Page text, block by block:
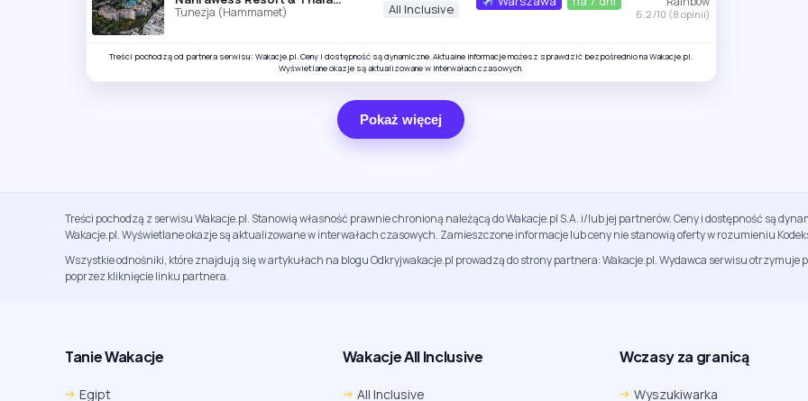
Tunezja (Hammamet)
All Inclusive
6.2 /10 (8 opinii)
Treści pochodzą od partnera serwisu: Wakacje.pl. Ceny i dostępność są dynamiczne. Aktualne informacje możesz sprawdzić bezpośrednio na Wakacje.pl.
Wyświetlane okazje są aktualizowane w interwałach czasowych.
Pokaż więcej
Treści pochodzą z serwisu Wakacje.pl. Stanowią własność prawnie chronioną należącą do Wakacje.pl S.A. i/lub jej partnerów. Ceny i dostępność są
Wakacje.pl. Wyświetlane okazje są aktualizowane w interwałach czasowych. Zamieszczone informacje lub ceny nie stanowią oferty w rozumieniu
Wszystkie odnośniki, które znajdują się w artykułach na blogu Odkryjwakacje.pl prowadzą do strony partnera: Wakacje.pl. Wydawca serwisu
poprzez kliknięcie linku partnera.
Tanie Wakacje
Egipt
Wakacje All Inclusive
All Inclusive
Wczasy za granicą
Wyszukiwarka